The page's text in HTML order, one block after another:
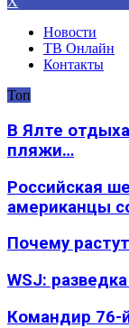
Новости
ТВ Онлайн
Контакты
Топ
В Ялте
пляжи…
Российская
американцы
Почему
WSJ:
Командир 76-